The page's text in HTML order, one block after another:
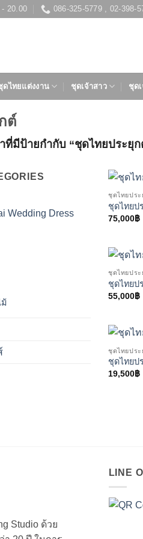
- 20.00 086-325-5779 , 02-398-
ดไทยแต่งงาน ชุดเจ้าสาว ชุด
ต์
ที่มีป้ายกำกับ “ชุดไทยประยุก
Wedding Dress
ม้
ชุดไทยปร
ชุดไทยป
75,000฿
ชุดไทยปร
ชุดไทยป
55,000฿
ชุดไทยปร
ชุดไทยป
19,500฿
Studio ด้วย
LINE